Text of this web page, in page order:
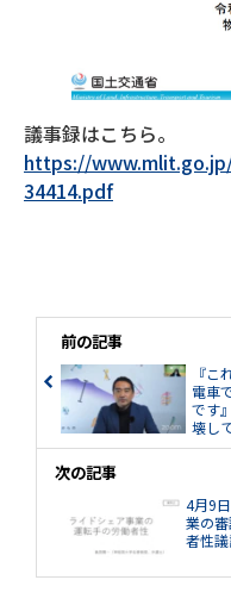
議事録はこちら。
https://
34414.pdf
前の記事
『
電車
です
壊し
次の記事
4月9
業の
者性